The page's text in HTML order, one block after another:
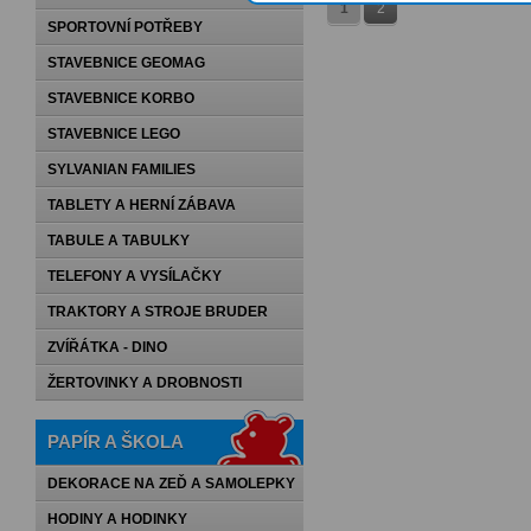
SPORTOVNÍ POTŘEBY
STAVEBNICE GEOMAG
STAVEBNICE KORBO
STAVEBNICE LEGO
SYLVANIAN FAMILIES
TABLETY A HERNÍ ZÁBAVA
TABULE A TABULKY
TELEFONY A VYSÍLAČKY
TRAKTORY A STROJE BRUDER
ZVÍŘÁTKA - DINO
ŽERTOVINKY A DROBNOSTI
PAPÍR A ŠKOLA
DEKORACE NA ZEĎ A SAMOLEPKY
HODINY A HODINKY
1 2